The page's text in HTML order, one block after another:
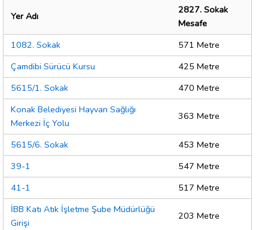
Yer Adı
2827. Sokak
Mesafe
1082. Sokak
571 Metre
Çamdibi Sürücü Kursu
425 Metre
5615/1. Sokak
470 Metre
Konak Belediyesi Hayvan Sağlığı
Merkezi İç Yolu
363 Metre
5615/6. Sokak
453 Metre
39-1
547 Metre
41-1
517 Metre
İBB Katı Atık İşletme Şube Müdürlüğü
Girişi
203 Metre